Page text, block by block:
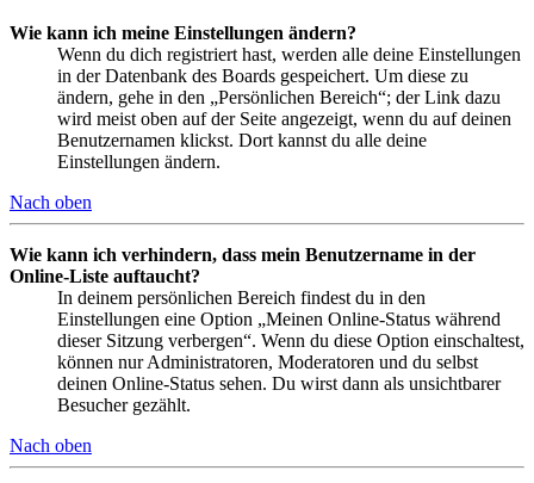
Wie kann ich meine Einstellungen ändern?
Wenn du dich registriert hast, werden alle deine Einstellungen
in der Datenbank des Boards gespeichert. Um diese zu
ändern, gehe in den „Persönlichen Bereich“; der Link dazu
wird meist oben auf der Seite angezeigt, wenn du auf deinen
Benutzernamen klickst. Dort kannst du alle deine
Einstellungen ändern.
Nach oben
Wie kann ich verhindern, dass mein Benutzername in der
Online-Liste auftaucht?
In deinem persönlichen Bereich findest du in den
Einstellungen eine Option „Meinen Online-Status während
dieser Sitzung verbergen“. Wenn du diese Option einschaltest,
können nur Administratoren, Moderatoren und du selbst
deinen Online-Status sehen. Du wirst dann als unsichtbarer
Besucher gezählt.
Nach oben